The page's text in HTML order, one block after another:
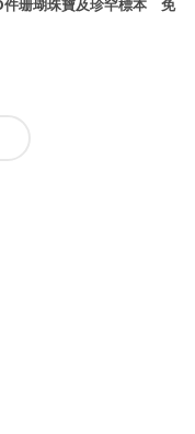
珊瑚珠寶及珍罕標本 免